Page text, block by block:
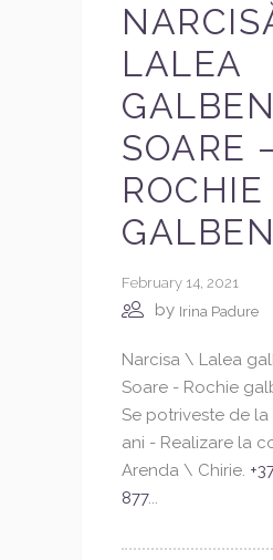
LALEA
SOARE
ROCHIE
February 14, 2021
by Irina Padure
Narcisa \ Lalea
Soare - Rochie
Se potriveste de la
ani - Realizare la
Arenda \ Chirie.
877...